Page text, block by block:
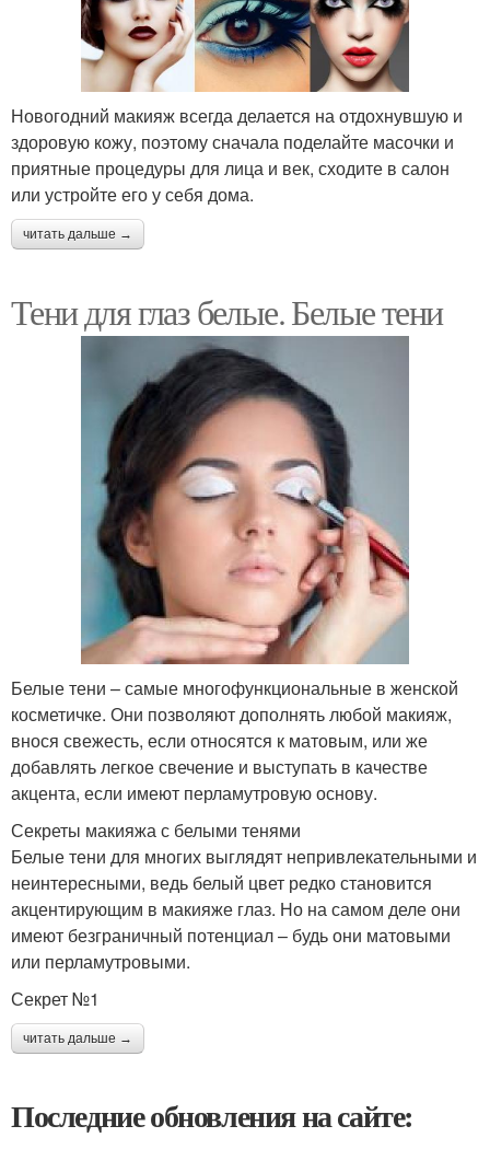
Новогодний макияж всегда делается на отдохнувшую и
здоровую кожу, поэтому сначала поделайте масочки и
приятные процедуры для лица и век, сходите в салон
или устройте его у себя дома.
читать дальше →
Тени для глаз белые. Белые тени
Белые тени – самые многофункциональные в женской
косметичке. Они позволяют дополнять любой макияж,
внося свежесть, если относятся к матовым, или же
добавлять легкое свечение и выступать в качестве
акцента, если имеют перламутровую основу.
Секреты макияжа с белыми тенями
Белые тени для многих выглядят непривлекательными и
неинтересными, ведь белый цвет редко становится
акцентирующим в макияже глаз. Но на самом деле они
имеют безграничный потенциал – будь они матовыми
или перламутровыми.
Секрет №1
читать дальше →
Последние обновления на сайте: